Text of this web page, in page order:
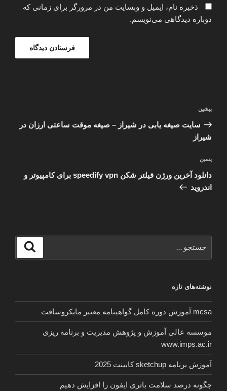
ذخیره نام، ایمیل و وبسایت من در مرورگر برای زمانی که
دوباره دیدگاهی می‌نویسم.
نوشته
قبلی
پیشین
سایت صیغه یابی در شیراز – صیغه موقت ساعتی ارزان در
شیراز
نوشته‌ٔ
بعدی
پسین
دانلود آخرین ورژن فیلتر شکن speedify vpn برای کامپیوتر و
اندروید
برای
جستجو
نوشته‌های تازه
mcsa آموزش دوره کامل گواهینامه معتبر مایکروسافت
موسسه عالی آموزش و پژوهش مدیریت و برنامه ریزی
www.imps.ac.ir
آموزش برنامه sketchup کابینت 2025
چگونه درصد سلامت باتری ایفون را افزایش دهیم